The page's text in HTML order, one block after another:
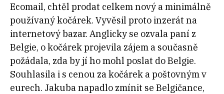
Ecomail, chtěl prodat celkem nový a minimálně
používaný kočárek. Vyvěsil proto inzerát na
internetový bazar. Anglicky se ozvala paní z
Belgie, o kočárek projevila zájem a současně
požádala, zda by jí ho mohl poslat do Belgie.
Souhlasila i s cenou za kočárek a poštovným v
eurech. Jakuba napadlo zmínit se Belgičance,